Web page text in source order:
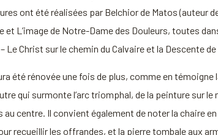
ont été réalisées par Belchior de Matos (auteur
et L’image de Notre-Dame des Douleurs, toutes
Christ sur le chemin du Calvaire et la Descente de
été rénovée une fois de plus, comme en
qui surmonte l’arc triomphal, de la peinture sur
au centre. Il convient également de noter la chaire
recueillir les offrandes, et la pierre tombale aux